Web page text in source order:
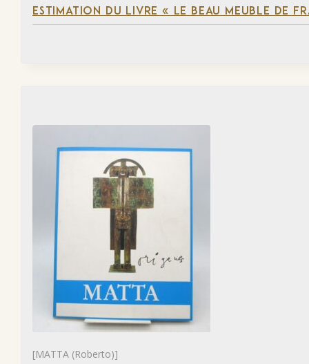
ESTIMATION DU LIVRE « LE BEAU MEUBLE DE
[MATTA (Roberto)]